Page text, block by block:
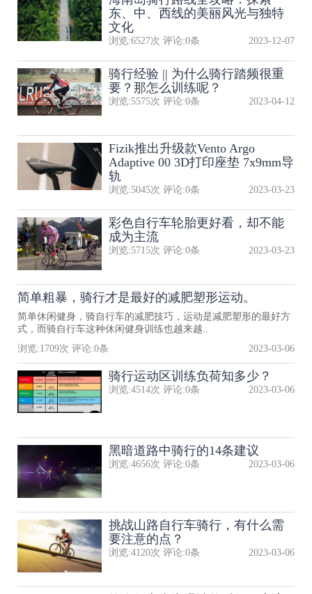
东、中、西线的美丽风光与独特
文化
浏览:6527次 评论:0条 2023-12-07
骑行经验 || 为什么骑行踏频很重
要？那怎么训练呢？
浏览:5575次 评论:0条 2023-04-12
Fizik推出升级款Vento Argo
Adaptive 00 3D打印座垫 7x9mm导
轨
浏览:5045次 评论:0条 2023-03-23
彩色自行车轮胎更好看，却不能
成为主流
浏览:5715次 评论:0条 2023-03-23
简单粗暴，骑行才是最好的减肥塑形运动。
简单休闲健身，骑自行车的减肥技巧，运动是减肥塑形的最好方
式，而骑自行车这种休闲健身训练也越来越..
浏览:1709次 评论:0条 2023-03-06
骑行运动区训练负荷知多少？
浏览:4514次 评论:0条 2023-03-06
黑暗道路中骑行的14条建议
浏览:4656次 评论:0条 2023-03-06
挑战山路自行车骑行，有什么需
要注意的点？
浏览:4120次 评论:0条 2023-03-06